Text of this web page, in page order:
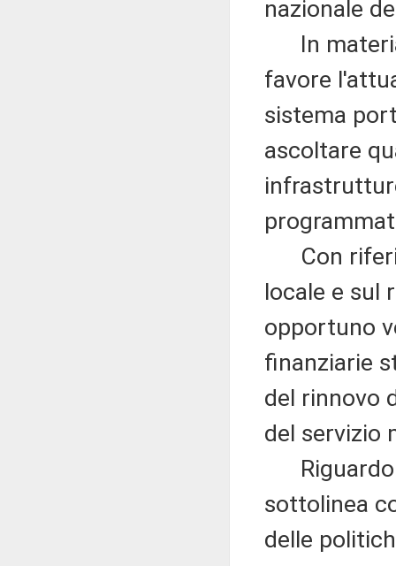
nazionale
In
favore
sistema
ascoltare
Con
locale e sul
opportuno
finanziarie
del rinnovo
del servizio
Riguardo
sottolinea
delle